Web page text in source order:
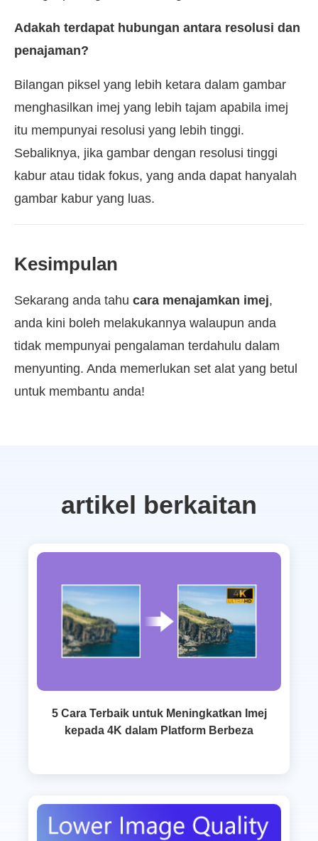
Adakah terdapat hubungan antara resolusi dan
penajaman?
Bilangan piksel yang lebih ketara dalam gambar
menghasilkan imej yang lebih tajam apabila imej
itu mempunyai resolusi yang lebih tinggi.
Sebaliknya, jika gambar dengan resolusi tinggi
kabur atau tidak fokus, yang anda dapat hanyalah
gambar kabur yang luas.
Kesimpulan
Sekarang anda tahu cara menajamkan imej,
anda kini boleh melakukannya walaupun anda
tidak mempunyai pengalaman terdahulu dalam
menyunting. Anda memerlukan set alat yang betul
untuk membantu anda!
artikel berkaitan
5 Cara Terbaik untuk Meningkatkan Imej
kepada 4K dalam Platform Berbeza